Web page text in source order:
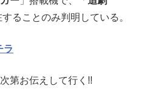
ることのみ判明している。
ラ
第お伝えして行く!!